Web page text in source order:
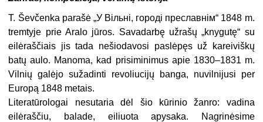
T. Ševčenka parašė „У Вільні, городі преславнім“ 1848 m.
tremtyje prie Aralo jūros. Savadarbę užrašų „knygutę“ su
eilėraščiais jis tada nešiodavosi paslėpęs už kareiviškų
batų aulo. Manoma, kad prisiminimus apie 1830–1831 m.
Vilnių galėjo sužadinti revoliucijų banga, nuvilnijusi per
Europą 1848 metais.
Literatūrologai nesutaria dėl šio kūrinio žanro: vadina
eilėraščiu, balade, eiliuota apysaka. Nagrinėsime